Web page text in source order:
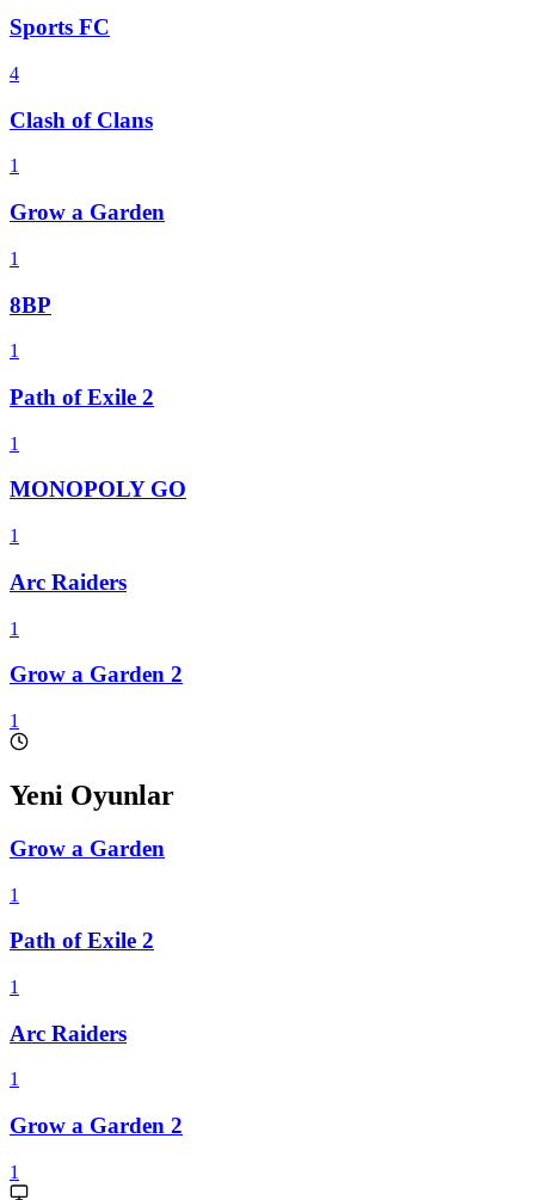
Sports FC
4
Clash of Clans
1
Grow a Garden
1
8BP
1
Path of Exile 2
1
MONOPOLY GO
1
Arc Raiders
1
Grow a Garden 2
1
Yeni Oyunlar
Grow a Garden
1
Path of Exile 2
1
Arc Raiders
1
Grow a Garden 2
1